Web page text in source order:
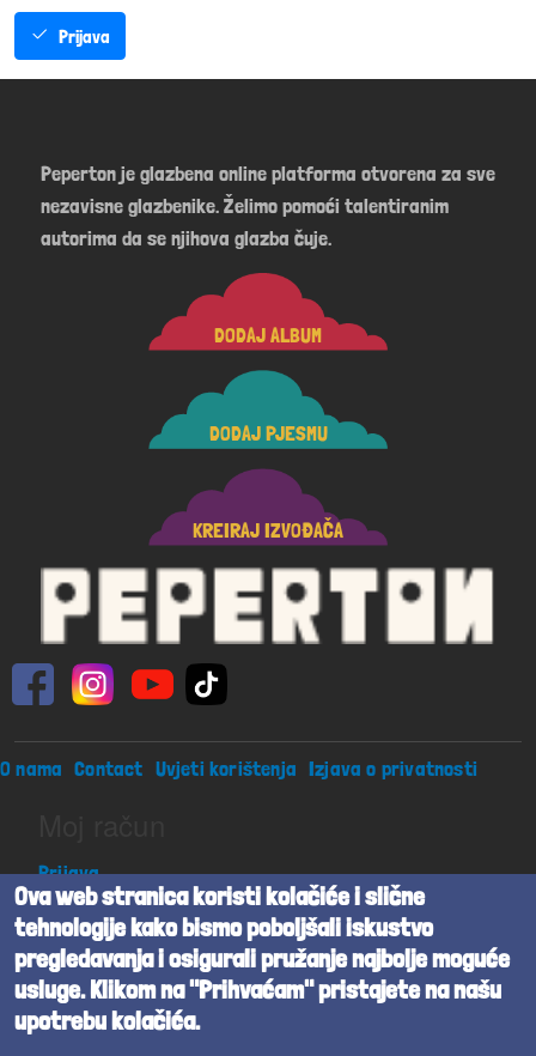
Prijava
Peperton je glazbena online platforma otvorena za sve
nezavisne glazbenike. Želimo pomoći talentiranim
autorima da se njihova glazba čuje.
DODAJ ALBUM
DODAJ PJESMU
KREIRAJ IZVOĐAČA
Footer menu
O nama Contact Uvjeti korištenja Izjava o privatnosti
Prijava
Peperton j.d.o.o. sva prava pridržana
Beta verzija
Powered by
Ova web stranica koristi kolačiće i slične
tehnologije kako bismo poboljšali iskustvo
pregledavanja i osigurali pružanje najbolje moguće
usluge. Klikom na "Prihvaćam" pristajete na našu
upotrebu kolačića.